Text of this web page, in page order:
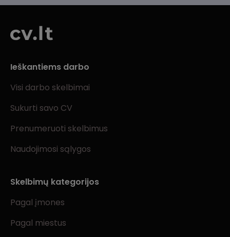
Ieškantiems darbo
Visi darbo skelbimai
Sukurti savo CV
Prenumeruoti skelbimus
Naudojimosi sąlygos
Skelbimų kategorijos
Pagal įmones
Pagal miestus